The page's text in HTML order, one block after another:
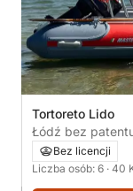
Tortoreto Lido
Bez licencji
Liczba osób: 6 · 40